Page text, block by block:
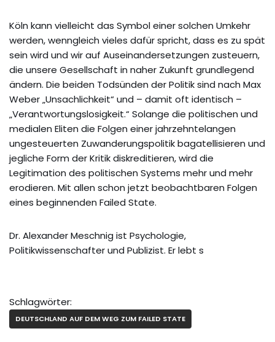
Köln kann vielleicht das Symbol einer solchen Umkehr
werden, wenngleich vieles dafür spricht, dass es zu spät
sein wird und wir auf Auseinandersetzungen zusteuern,
die unsere Gesellschaft in naher Zukunft grundlegend
ändern. Die beiden Todsünden der Politik sind nach Max
Weber „Unsachlichkeit“ und – damit oft identisch –
„Verantwortungslosigkeit.“ Solange die politischen und
medialen Eliten die Folgen einer jahrzehntelangen
ungesteuerten Zuwanderungspolitik bagatellisieren und
jegliche Form der Kritik diskreditieren, wird die
Legitimation des politischen Systems mehr und mehr
erodieren. Mit allen schon jetzt beobachtbaren Folgen
eines beginnenden Failed State.
Dr. Alexander Meschnig ist Psychologie,
Politikwissenschafter und Publizist. Er lebt s
Schlagwörter:
DEUTSCHLAND AUF DEM WEG ZUM FAILED STATE